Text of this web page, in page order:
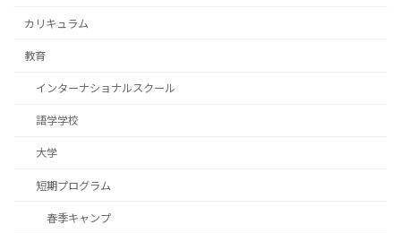
カリキュラム
教育
インターナショナルスクール
語学学校
大学
短期プログラム
春季キャンプ